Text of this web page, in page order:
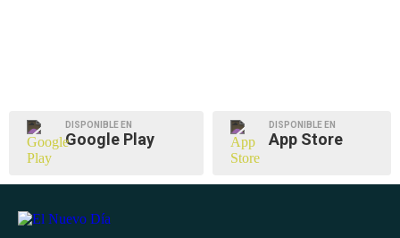
DISPONIBLE EN
Google Play
DISPONIBLE EN
App Store